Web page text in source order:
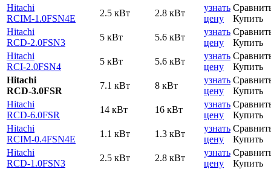
Hitachi
RCIM-1.0FSN4E
2.5 кВт 2.8 кВт
узнать
цену
Купить
Hitachi
RCD-2.0FSN3
5 кВт 5.6 кВт
узнать
цену
Купить
Hitachi
RCI-2.0FSN4
5 кВт 5.6 кВт
узнать
цену
Купить
Hitachi
RCD-3.0FSR
7.1 кВт 8 кВт
узнать
цену
Купить
Hitachi
RCD-6.0FSR
14 кВт 16 кВт
узнать
цену
Купить
Hitachi
RCIM-0.4FSN4E
1.1 кВт 1.3 кВт
узнать
цену
Купить
Hitachi
RCD-1.0FSN3
2.5 кВт 2.8 кВт
узнать
цену
Купить